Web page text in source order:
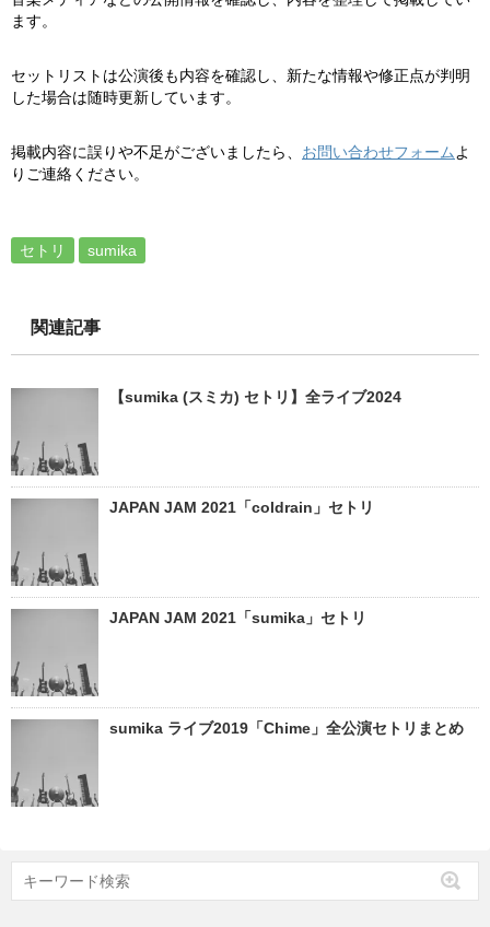
ます。
セットリストは公演後も内容を確認し、新たな情報や修正点が判明
した場合は随時更新しています。
掲載内容に誤りや不足がございましたら、 お問い合わせフォームよ
りご連絡ください。
セトリ sumika
関連記事
【sumika (スミカ) セトリ】全ライブ2024
JAPAN JAM 2021「coldrain」セトリ
JAPAN JAM 2021「sumika」セトリ
sumika ライブ2019「Chime」全公演セトリまとめ